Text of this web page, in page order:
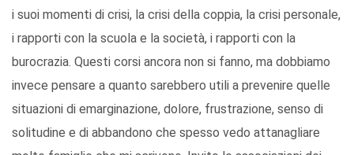
i suoi momenti di crisi, la crisi della coppia, la crisi personale,
i rapporti con la scuola e la società, i rapporti con la
burocrazia. Questi corsi ancora non si fanno, ma dobbiamo
invece pensare a quanto sarebbero utili a prevenire quelle
situazioni di emarginazione, dolore, frustrazione, senso di
solitudine e di abbandono che spesso vedo attanagliare